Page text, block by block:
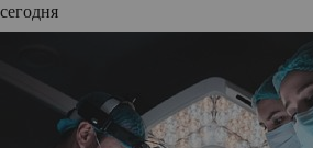
сегодня